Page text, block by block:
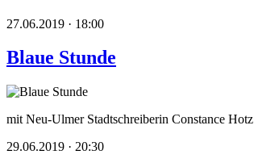
27.06.2019 · 18:00
Blaue Stunde
mit Neu-Ulmer Stadtschreiberin Constance Hotz
29.06.2019 · 20:30